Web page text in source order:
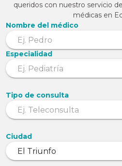
queridos con nuestro servicio
médicas en
Nombre del médico
Especialidad
Tipo de consulta
Ciudad